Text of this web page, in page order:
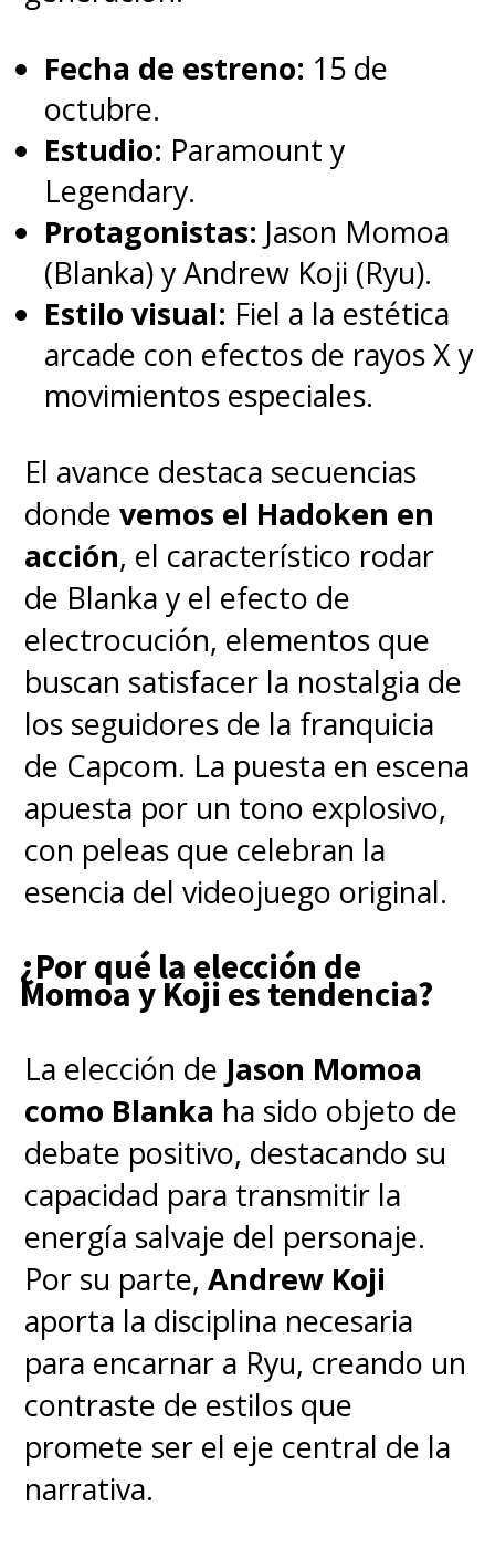
Fecha de estreno: 15 de
octubre.
Estudio: Paramount y
Legendary.
Protagonistas: Jason Momoa
(Blanka) y Andrew Koji (Ryu).
Estilo visual: Fiel a la estética
arcade con efectos de rayos X y
movimientos especiales.
El avance destaca secuencias
dondevemos el Hadoken en
acción, el característico rodar
de Blanka y el efecto de
electrocución, elementos que
buscan satisfacer la nostalgia de
los seguidores de la franquicia
de Capcom. La puesta en escena
apuesta por un tono explosivo,
con peleas que celebran la
esencia del videojuego original.
¿Por qué la elección de
Momoa y Koji es tendencia?
La elección de Jason Momoa
como Blanka ha sido objeto de
debate positivo, destacando su
capacidad para transmitir la
energía salvaje del personaje.
Por su parte,Andrew Koji
aporta la disciplina necesaria
para encarnar a Ryu, creando un
contraste de estilos que
promete ser el eje central de la
narrativa.